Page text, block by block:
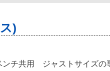
)
チ共用 ジャストサイズの